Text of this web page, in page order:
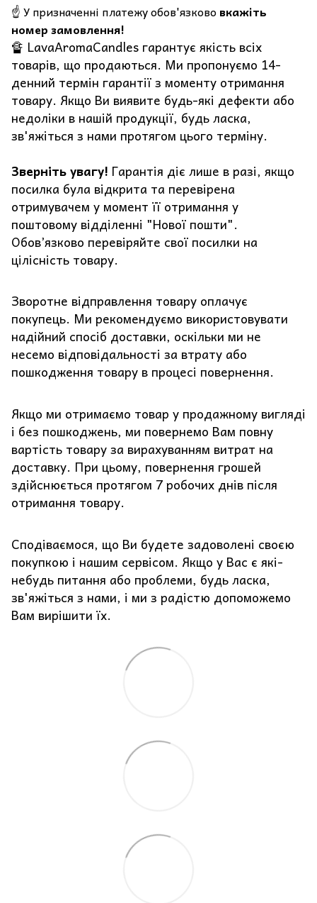
☝️ У призначенні платежу обов'язково вкажіть
номер замовлення!
🔏 LavaAromaCandles гарантує якість всіх
товарів, що продаються. Ми пропонуємо 14-
денний термін гарантії з моменту отримання
товару. Якщо Ви виявите будь-які дефекти або
недоліки в нашій продукції, будь ласка,
зв'яжіться з нами протягом цього терміну.
Зверніть увагу! Гарантія діє лише в разі, якщо
посилка була відкрита та перевірена
отримувачем у момент її отримання у
поштовому відділенні "Нової пошти".
Обов’язково перевіряйте свої посилки на
цілісність товару.
Зворотне відправлення товару оплачує
покупець. Ми рекомендуємо використовувати
надійний спосіб доставки, оскільки ми не
несемо відповідальності за втрату або
пошкодження товару в процесі повернення.
Якщо ми отримаємо товар у продажному вигляді
і без пошкоджень, ми повернемо Вам повну
вартість товару за вирахуванням витрат на
доставку. При цьому, повернення грошей
здійснюється протягом 7 робочих днів після
отримання товару.
Сподіваємося, що Ви будете задоволені своєю
покупкою і нашим сервісом. Якщо у Вас є які-
небудь питання або проблеми, будь ласка,
зв'яжіться з нами, і ми з радістю допоможемо
Вам вирішити їх.